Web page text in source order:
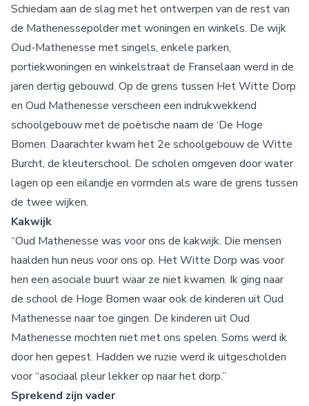
Schiedam aan de slag met het ontwerpen van de rest van
de Mathenessepolder met woningen en winkels. De wijk
Oud-Mathenesse met singels, enkele parken,
portiekwoningen en winkelstraat de Franselaan werd in de
jaren dertig gebouwd. Op de grens tussen Het Witte Dorp
en Oud Mathenesse verscheen een indrukwekkend
schoolgebouw met de poëtische naam de ‘De Hoge
Bomen. Daarachter kwam het 2e schoolgebouw de Witte
Burcht, de kleuterschool. De scholen omgeven door water
lagen op een eilandje en vormden als ware de grens tussen
de twee wijken.
Kakwijk
“Oud Mathenesse was voor ons de kakwijk. Die mensen
haalden hun neus voor ons op. Het Witte Dorp was voor
hen een asociale buurt waar ze niet kwamen. Ik ging naar
de school de Hoge Bomen waar ook de kinderen uit Oud
Mathenesse naar toe gingen. De kinderen uit Oud
Mathenesse mochten niet met ons spelen. Soms werd ik
door hen gepest. Hadden we ruzie werd ik uitgescholden
voor “asociaal pleur lekker op naar het dorp.”
Sprekend zijn vader